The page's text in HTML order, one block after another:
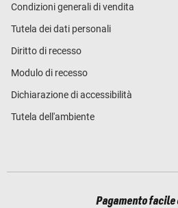
Condizioni generali di vendita
Tutela dei dati personali
Diritto di recesso
Modulo di recesso
Dichiarazione di accessibilità
Tutela dell'ambiente
Pagamento facile